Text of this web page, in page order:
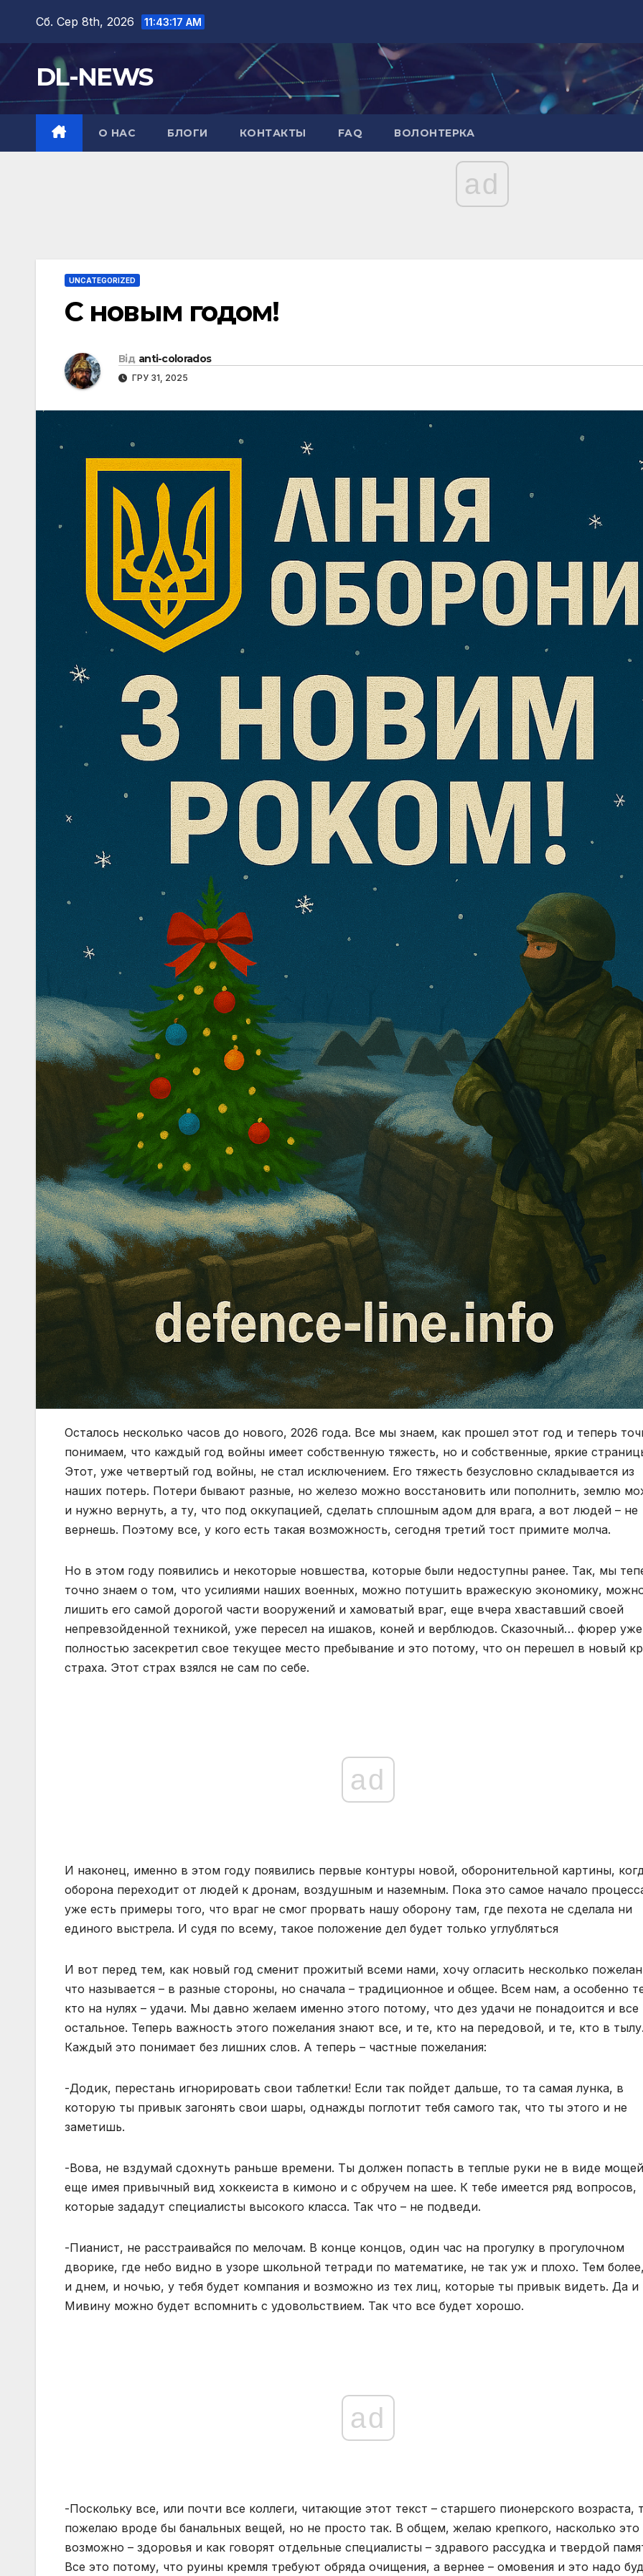
вмісту
Сб. Сер 8th, 2026 11:43:19 AM
DL-NEWS
О НАС БЛОГИ КОНТАКТЫ FAQ ВОЛОНТЕРКА
ad
UNCATEGORIZED
С новым годом!
Від anti-colorados
ГРУ 31, 2025
Осталось несколько часов до нового, 2026 года. Все мы знаем, как прошел этот год и теперь
понимаем, что каждый год войны имеет собственную тяжесть, но и собственные, яркие
Этот, уже четвертый год войны, не стал исключением. Его тяжесть безусловно складывается из
наших потерь. Потери бывают разные, но железо можно восстановить или пополнить, землю
и нужно вернуть, а ту, что под оккупацией, сделать сплошным адом для врага, а вот людей – не
вернешь. Поэтому все, у кого есть такая возможность, сегодня третий тост примите молча.
Но в этом году появились и некоторые новшества, которые были недоступны ранее. Так, мы
точно знаем о том, что усилиями наших военных, можно потушить вражескую экономику,
лишить его самой дорогой части вооружений и хамоватый враг, еще вчера хваставший своей
непревзойденной техникой, уже пересел на ишаков, коней и верблюдов. Сказочный… фюрер уже
полностью засекретил свое текущее место пребывание и это потому, что он перешел в новый
страха. Этот страх взялся не сам по себе.
ad
И наконец, именно в этом году появились первые контуры новой, оборонительной картины,
оборона переходит от людей к дронам, воздушным и наземным. Пока это самое начало
уже есть примеры того, что враг не смог прорвать нашу оборону там, где пехота не сделала ни
единого выстрела. И судя по всему, такое положение дел будет только углубляться
И вот перед тем, как новый год сменит прожитый всеми нами, хочу огласить несколько
что называется – в разные стороны, но сначала – традиционное и общее. Всем нам, а особенно
кто на нулях – удачи. Мы давно желаем именно этого потому, что дез удачи не понадоится и все
остальное. Теперь важность этого пожелания знают все, и те, кто на передовой, и те, кто в тылу.
Каждый это понимает без лишних слов. А теперь – частные пожелания:
-Додик, перестань игнорировать свои таблетки! Если так пойдет дальше, то та самая лунка, в
которую ты привык загонять свои шары, однажды поглотит тебя самого так, что ты этого и не
заметишь.
-Вова, не вздумай сдохнуть раньше времени. Ты должен попасть в теплые руки не в виде
еще имея привычный вид хоккеиста в кимоно и с обручем на шее. К тебе имеется ряд вопросов,
которые зададут специалисты высокого класса. Так что – не подведи.
-Пианист, не расстраивайся по мелочам. В конце концов, один час на прогулку в прогулочном
дворике, где небо видно в узоре школьной тетради по математике, не так уж и плохо. Тем
и днем, и ночью, у тебя будет компания и возможно из тех лиц, которые ты привык видеть. Да и
Мивину можно будет вспомнить с удовольствием. Так что все будет хорошо.
ad
-Поскольку все, или почти все коллеги, читающие этот текст – старшего пионерского возраста,
пожелаю вроде бы банальных вещей, но не просто так. В общем, желаю крепкого, насколько это
возможно – здоровья и как говорят отдельные специалисты – здравого рассудка и твердой
Все это потому, что руины кремля требуют обряда очищения, а вернее – омовения и это надо